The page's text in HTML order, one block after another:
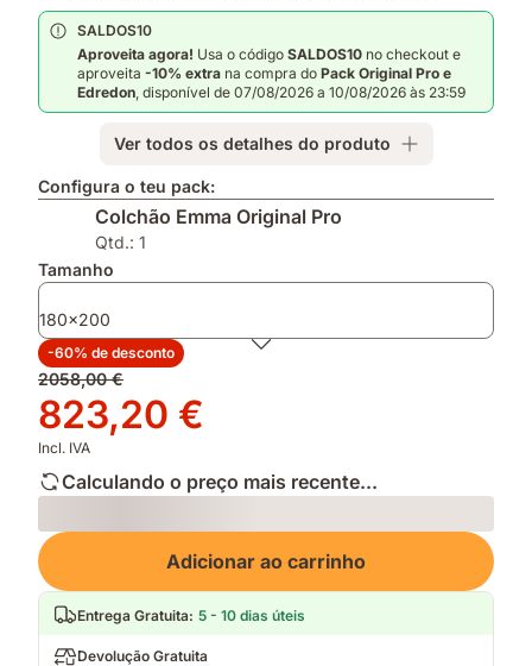
Pro,
vencedor
prémio
Escolha
Consumidor
2026
Original
Adapt
Cooling,
altura
ajustável
suas
camadas
removíveis
3:
Edredon
Todas
Estações
e
Colchão
SALDOS10
Aproveita agora! Usa o código SALDOS10 no checkout e
aproveita -10% extra na compra do Pack Original Pro e
Edredon, disponível de 07/08/2026 a 10/08/2026 às 23:59
Ver todos os detalhes do produto
Configura o teu pack:
Colchão Emma Original Pro
Qtd.: 1
Tamanho
180x200
-60% de desconto
Preço
original
2058,00 €
2058,00 €
Preço
823,20 €
823,20 €
Incl. IVA
Calculando o preço mais recente...
Loading
Adicionar ao carrinho
Entrega Gratuita: 5 - 10 dias úteis
Devolução Gratuita